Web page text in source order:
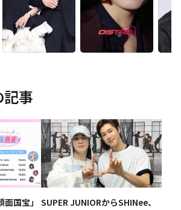
記事
国宝」
SUPER JUNIORからSHINee、